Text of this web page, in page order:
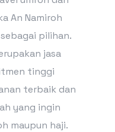
An Namiroh
pilihan.
jasa
tinggi
terbaik dan
yang ingin
maupun haji.